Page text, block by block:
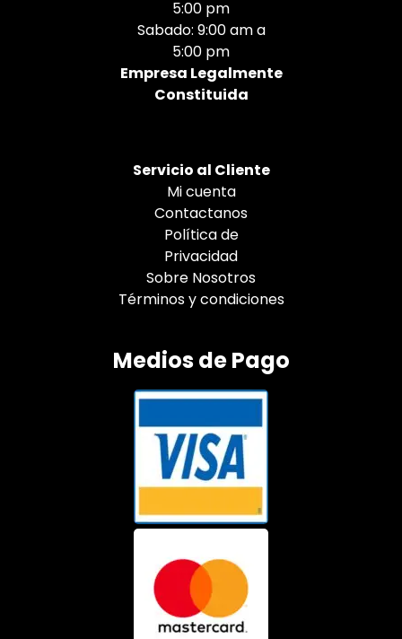
5:00 pm
Sabado: 9:00 am a
5:00 pm
Empresa Legalmente
Constituida
Servicio al Cliente
Mi cuenta
Contactanos
Política de
Privacidad
Sobre Nosotros
Términos y condiciones
Medios de Pago